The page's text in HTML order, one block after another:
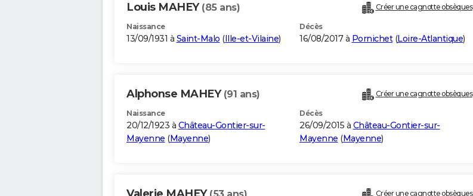
Louis MAHEY (85 ans) Créer une cagnotte obsèques
Naissance
13/09/1931 à Saint-Malo (Ille-et-Vilaine)
Décès
16/08/2017 à Pornichet(Loire-Atlantique)
Alphonse MAHEY (91 ans) Créer une cagnotte obsèques
Naissance
20/12/1923 à Château-Gontier-sur-
Mayenne (Mayenne)
Décès
26/09/2015 à Château-Gontier-sur-
Mayenne (Mayenne)
Créer une cagnotte obsèques